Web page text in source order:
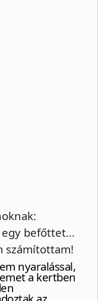
befőttet…
számítottam!
nyaralással,
a kertben